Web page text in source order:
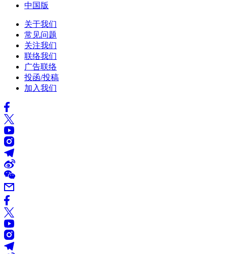
中国版
关于我们
常见问题
关注我们
联络我们
广告联络
投函/投稿
加入我们